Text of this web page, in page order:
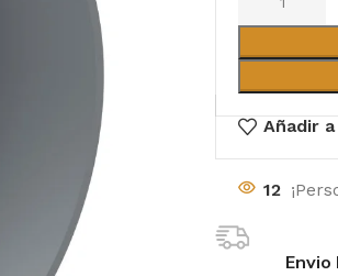
Añadir
12
Envio